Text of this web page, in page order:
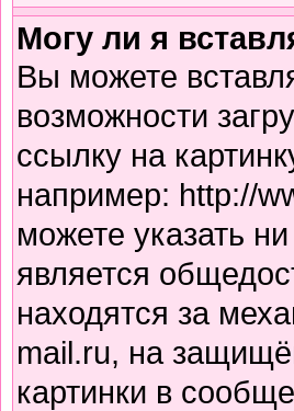
Могу ли я
Вы можете
возможности
ссылку на
например: http://
можете указать
является
находятся за
mail.ru, на
картинки в